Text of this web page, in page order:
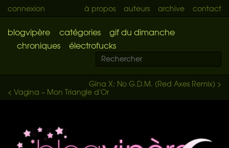
connexion à propos auteurs archive contact
blogvipère catégories
gif du dimanche
chroniques
électrofucks
Gina X: No G.D.M. (Red Axes Remix) >
< Vagina – Mon Triangle d'Or